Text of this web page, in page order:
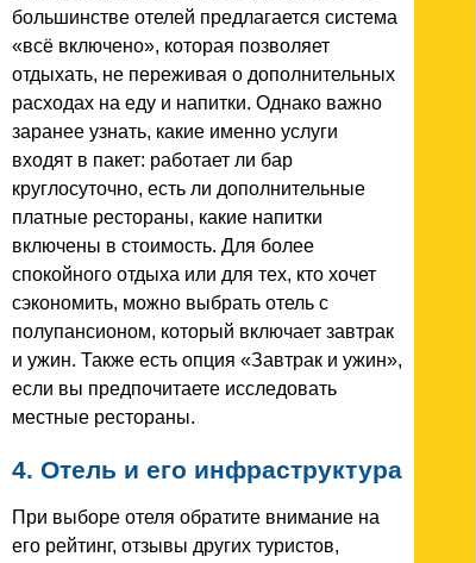
большинстве отелей предлагается система
«всё включено», которая позволяет
отдыхать, не переживая о дополнительных
расходах на еду и напитки. Однако важно
заранее узнать, какие именно услуги
входят в пакет: работает ли бар
круглосуточно, есть ли дополнительные
платные рестораны, какие напитки
включены в стоимость. Для более
спокойного отдыха или для тех, кто хочет
сэкономить, можно выбрать отель с
полупансионом, который включает завтрак
и ужин. Также есть опция «Завтрак и ужин»,
если вы предпочитаете исследовать
местные рестораны.
4. Отель и его инфраструктура
При выборе отеля обратите внимание на
его рейтинг, отзывы других туристов,